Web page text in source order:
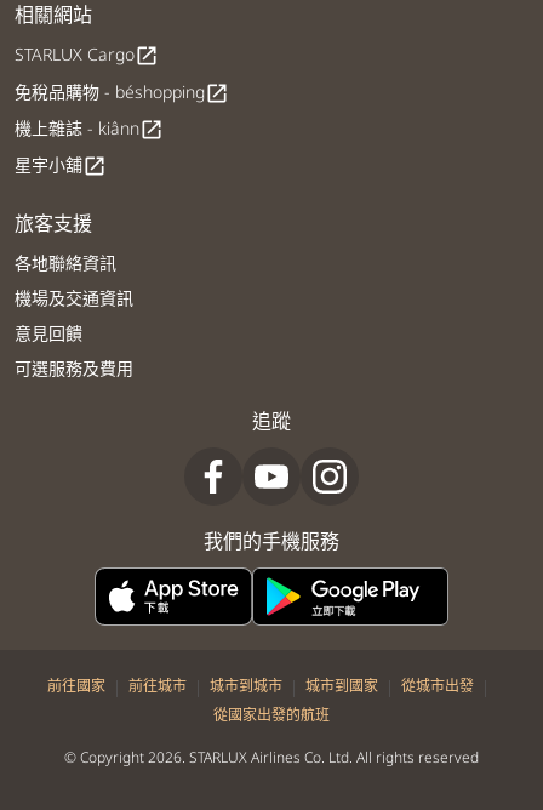
相關網站
STARLUX Cargoopen_in_new
免稅品購物 - béshoppingopen_in_new
機上雜誌 - kiânnopen_in_new
星宇小舖open_in_new
旅客支援
各地聯絡資訊
機場及交通資訊
意見回饋
可選服務及費用
追蹤
我們的手機服務
前往國家 | 前往城市 | 城市到城市 | 城市到國家 | 從城市出發 |
從國家出發的航班
© Copyright 2026. STARLUX Airlines Co. Ltd. All rights reserved